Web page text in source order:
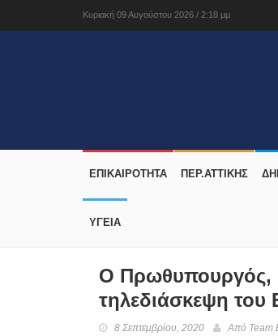
Κυριακή 09 Αυγούστου 2026 / 2:18 μμ
ΕΠΙΚΑΙΡΟΤΗΤΑ ΠΕΡ.ΑΤΤΙΚΗΣ
ΥΓΕΙΑ
Ο Πρωθυπουργός,
τηλεδιάσκεψη του
8 Σεπτεμβρίου, 2020 Από Team